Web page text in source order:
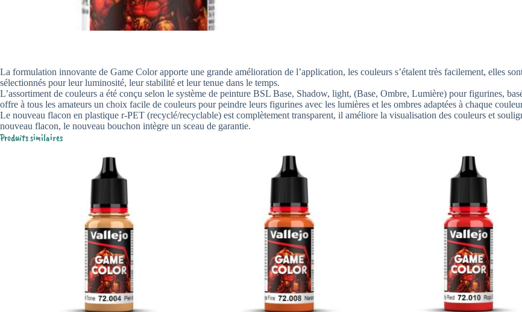
La formulation innovante de Game Color apporte une grande amélioration de l’application, les couleurs s’étalent très facilement, elles
sélectionnés pour leur luminosité, leur stabilité et leur tenue dans le temps.
L’assortiment de couleurs a été conçu selon le système de peinture BSL Base, Shadow, light, (Base, Ombre, Lumière) pour figurines,
offre à tous les amateurs un choix facile de couleurs pour peindre leurs figurines avec les lumières et les ombres adaptées à chaque
Le nouveau flacon en plastique r-PET (recyclé/recyclable) est complètement transparent, il améliore la visualisation des couleurs et
nouveau flacon, le nouveau bouchon intègre un sceau de garantie.
Produits similaires